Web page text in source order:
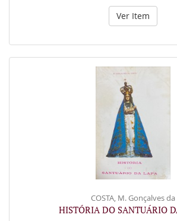
Ver Item
COSTA, M. Gonçalves da
HISTÓRIA DO SANTUÁRIO